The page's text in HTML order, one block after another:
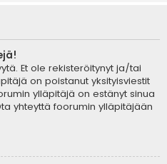
Et ole rekisteröitynyt ja/tai
on poistanut yksityisviestit
ylläpitäjä on estänyt sinua
yhteyttä foorumin ylläpitäjään